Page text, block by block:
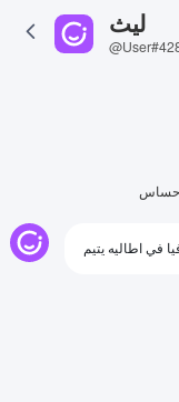
ليث
حساس
في اطاليه يتيم